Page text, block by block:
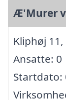
Æ'Murer
Kliphøj
Ansatte: 0
Startdato: